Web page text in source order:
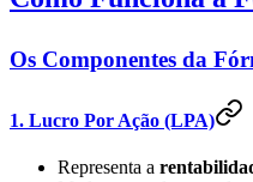
Os Componentes da
1. Lucro Por Ação (LPA)
Representa a